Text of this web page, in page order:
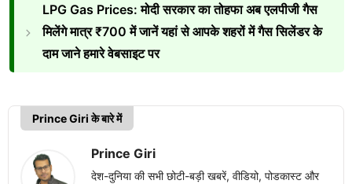
LPG Gas Prices: मोदी सरकार का तोहफा अब एलपीजी गैस
मिलेंगे मात्र ₹700 में जानें यहां से आपके शहरों में गैस सिलेंडर के
दाम जाने हमारे वेबसाइट पर
Prince Giri के बारे में
Prince Giri
देश-दुनिया की सभी छोटी-बड़ी खबरें, वीडियो, पोडकास्ट और